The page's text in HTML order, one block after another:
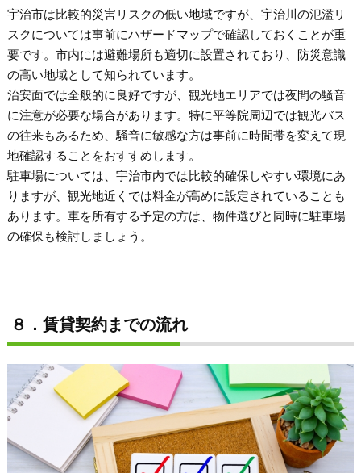
宇治市は比較的災害リスクの低い地域ですが、宇治川の氾濫リ
スクについては事前にハザードマップで確認しておくことが重
要です。市内には避難場所も適切に設置されており、防災意識
の高い地域として知られています。
治安面では全般的に良好ですが、観光地エリアでは夜間の騒音
に注意が必要な場合があります。特に平等院周辺では観光バス
の往来もあるため、騒音に敏感な方は事前に時間帯を変えて現
地確認することをおすすめします。
駐車場については、宇治市内では比較的確保しやすい環境にあ
りますが、観光地近くでは料金が高めに設定されていることも
あります。車を所有する予定の方は、物件選びと同時に駐車場
の確保も検討しましょう。
８．賃貸契約までの流れ